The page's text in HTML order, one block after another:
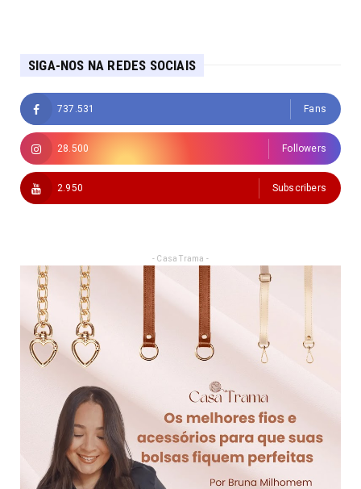
SIGA-NOS NA REDES SOCIAIS
737.531 Fans
28.500 Followers
2.950 Subscribers
- Casa Trama -